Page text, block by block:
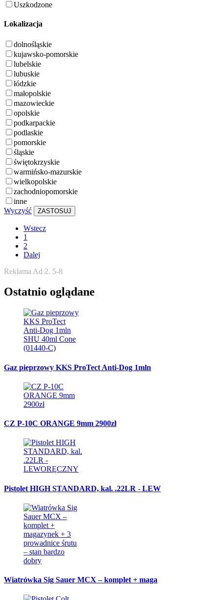
Uszkodzone
Lokalizacja
dolnośląskie
kujawsko-pomorskie
lubelskie
lubuskie
łódzkie
małopolskie
mazowieckie
opolskie
podkarpackie
podlaskie
pomorskie
śląskie
świętokrzyskie
warmińsko-mazurskie
wielkopolskie
zachodniopomorskie
inne
Wyczyść
ZASTOSUJ
Wstecz
1
2
Dalej
Reklama Ad 2. 5-8
Ostatnio oglądane
Gaz pieprzowy KKS ProTect Anti-Dog 1mln
CZ P-10C ORANGE 9mm 2900zł
Pistolet HIGH STANDARD, kal. .22LR - LEW
Wiatrówka Sig Sauer MCX – komplet + maga